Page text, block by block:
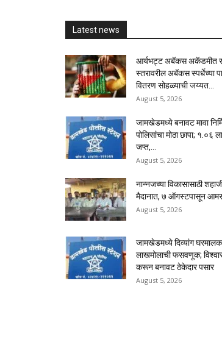
Latest news
आर्यभट्ट अबॅकस अकॅडमीत
स्तरावरील अबॅकस स्पर्धेच्या
वितरण सोहळ्याची जय्यत...
August 5, 2026
जामखेडमध्ये बनावट मावा
पोलिसांचा मोठा छापा; १.०६
जप्त,...
August 5, 2026
नान्नजच्या विकासासाठी
मैदानात, ७ ऑगस्टपासून
August 5, 2026
जामखेडमध्ये दिव्यांग
लाखमोलाची फसवणूक;
करून बनावट ठेकेदार पसार
August 5, 2026